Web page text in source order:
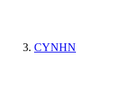
CYNHN